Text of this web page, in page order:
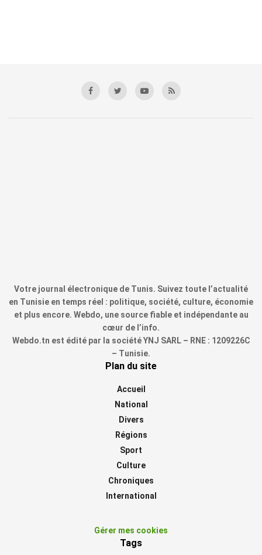
Votre journal électronique de Tunis. Suivez toute l’actualité
en Tunisie en temps réel : politique, société, culture, économie
et plus encore. Webdo, une source fiable et indépendante au
cœur de l’info.
Webdo.tn est édité par la société YNJ SARL – RNE : 1209226C
– Tunisie.
Plan du site
Accueil
National
Divers
Régions
Sport
Culture
Chroniques
International
Gérer mes cookies
Tags